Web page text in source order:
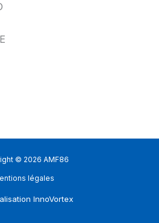
© 2026 AMF86
légales
InnoVortex